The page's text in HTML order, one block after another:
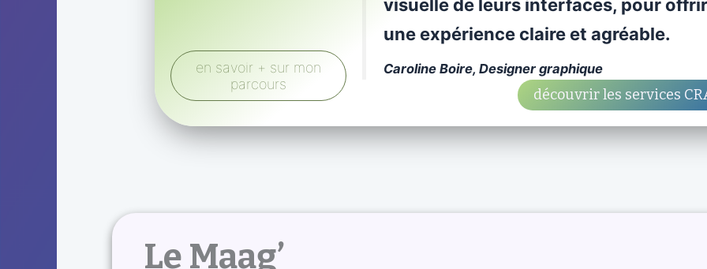
en savoir + sur mon
parcours
visuelle de leurs interfaces, pour
une expérience claire et agréable.
Caroline Boire, Designer graphique
découvrir les services
Le Maag’